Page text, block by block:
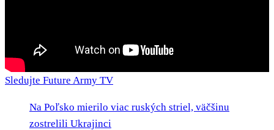
Sledujte Future Army TV
Na Poľsko mierilo viac ruských striel, väčšinu
zostrelili Ukrajinci